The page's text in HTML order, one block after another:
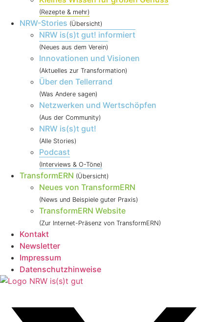
(Rezepte & mehr)
NRW-Stories (Übersicht)
NRW is(s)t gut! informiert
(Neues aus dem Verein)
Innovationen und Visionen
(Aktuelles zur Transformation)
Über den Tellerrand
(Was Andere sagen)
Netzwerken und Wertschöpfen
(Aus der Community)
NRW is(s)t gut!
(Alle Stories)
Podcast
(Interviews & O-Töne)
TransformERN (Übersicht)
Neues von TransformERN
(News und Beispiele guter Praxis)
TransformERN Website
(Zur Internet-Präsenz von TransformERN)
Kontakt
Newsletter
Impressum
Datenschutzhinweise